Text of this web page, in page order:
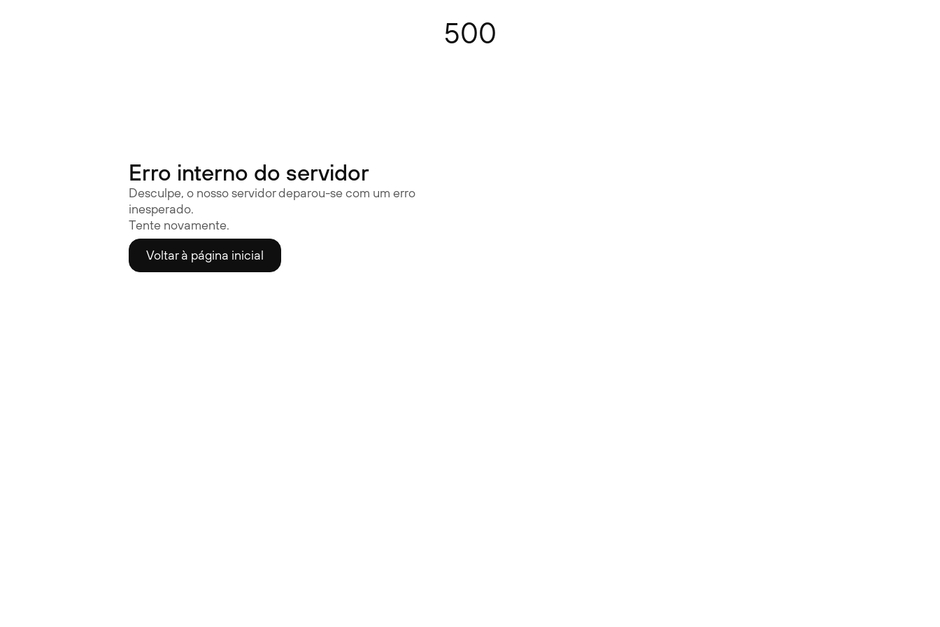
500
Erro interno do servidor
Desculpe, o nosso servidor deparou-se com um erro
inesperado.
Tente novamente.
Voltar à página inicial